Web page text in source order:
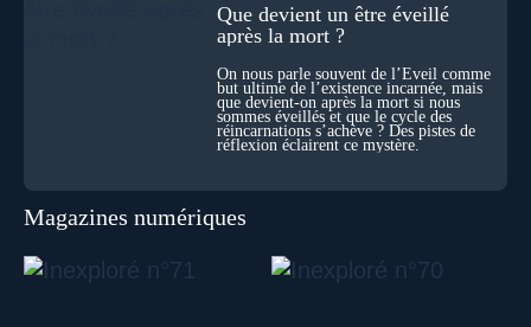
Que devient un être éveillé
après la mort ?
On nous parle souvent de l’Éveil comme
but ultime de l’existence incarnée, mais
que devient-on après la mort si nous
sommes éveillés et que le cycle des
réincarnations s’achève ? Des pistes de
réflexion éclairent ce mystère.
Magazines numériques